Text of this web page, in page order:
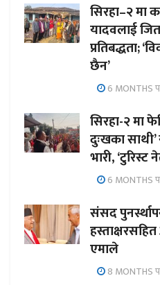
सिरहा–२ मा
यादवलाई
प्रतिबद्धता;
छैन’
6 MONTHS
सिरहा-२ मा
दुःखका साथी’
भारी,
6 MONTHS
संसद
एमाले
8 MONTHS